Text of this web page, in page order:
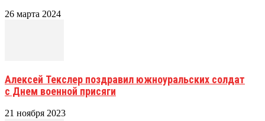
26 марта 2024
Алексей Текслер поздравил южноуральских солдат
с Днем военной присяги
21 ноября 2023